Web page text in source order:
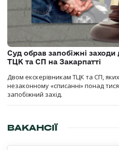
Суд обрав запобіжні
ТЦК та СП на Закарпатті
Двом екскерівникам ТЦК та СП,
незаконному «списанні» понад
запобіжний захід.
ВАКАНСІЇ